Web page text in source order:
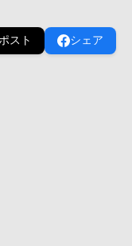
ポスト シェア